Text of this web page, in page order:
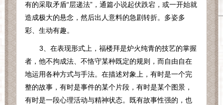
有的采取矛盾“层递法”，通篇小说起伏跌宕，或一开始就
造成极大的悬念，然后出人意料的急剧转折。多姿多
彩、生动有趣。
3 、在表现形式上，福楼拜是炉火纯青的技艺的掌握
者，他不拘成法、不恪守某种既定的规则，而自由自在
地运用各种方式与手法。在描述对象上，有时是一个完
整的故事，有时是事件的某个片段，有时是某个图景，
有时是一段心理活动与精神状态。既有故事性强的，也